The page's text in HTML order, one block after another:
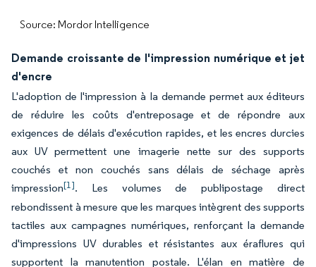
Source: Mordor Intelligence
Demande croissante de l'impression numérique et jet
d'encre
L'adoption de l'impression à la demande permet aux éditeurs
de réduire les coûts d'entreposage et de répondre aux
exigences de délais d'exécution rapides, et les encres durcies
aux UV permettent une imagerie nette sur des supports
couchés et non couchés sans délais de séchage après
impression[1]. Les volumes de publipostage direct
rebondissent à mesure que les marques intègrent des supports
tactiles aux campagnes numériques, renforçant la demande
d'impressions UV durables et résistantes aux éraflures qui
supportent la manutention postale. L'élan en matière de